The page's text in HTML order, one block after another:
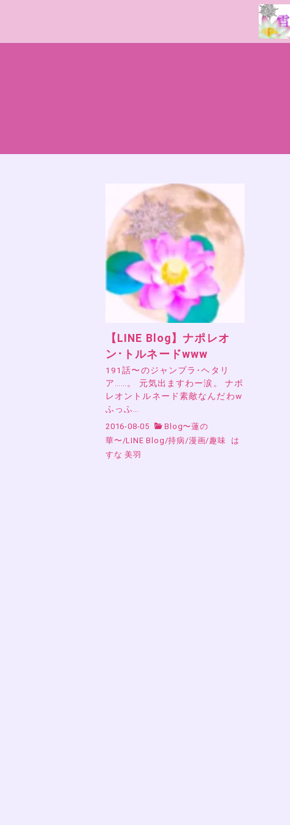
【LINE Blog】ナポレオ
ン･トルネードwww
191話〜のジャンプラ･ヘタリ
ア……。 元気出ますわー涙。 ナポ
レオントルネード素敵なんだわw
ふっふ…
2016-08-05
Blog〜蓮の
華〜/LINE Blog/持病/漫画/趣味
は
すな 美羽